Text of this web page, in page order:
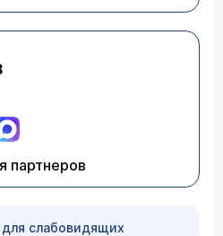
партнеров
слабовидящих